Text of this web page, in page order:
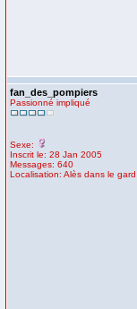
fan_des_pompiers
Passionné impliqué
Sexe:
Inscrit le: 28 Jan 2005
Messages: 640
Localisation: Alès dans le gard